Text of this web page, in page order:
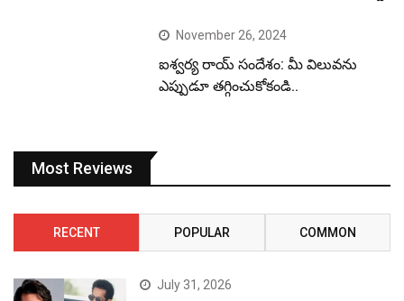
November 26, 2024
ఐశ్వర్య రాయ్ సందేశం: మీ విలువను
ఎప్పుడూ తగ్గించుకోకండి..
Most Reviews
RECENT POPULAR COMMON
July 31, 2026